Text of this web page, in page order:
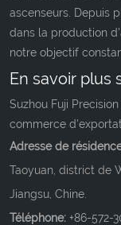
ascenseurs. Depuis
dans la production
notre objectif
En savoir plus
Suzhou Fuji
commerce
Adresse de
Taoyuan, district de
Jiangsu, Chine.
Téléphone: +86-572-